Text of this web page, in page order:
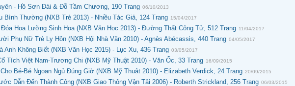
- Hồ Sơn Đài & Đỗ Tầm Chương, 190 Trang 06/10/2013
Bình Thường (NXB Trẻ 2013) - Nhiều Tác Giả, 124 Trang 15/04/2017
Đóa Hoa Lưỡng Sinh Hoa (NXB Văn Học 2013) - Đường Thất Công Tử, 512 Trang 11/04/2017
Phụ Nữ Trẻ Ly Hôn (NXB Hội Nhà Văn 2010) - Agnès Abécassis, 440 Trang 04/05/2017
Anh Không Biết (NXB Văn Học 2015) - Lục Xu, 436 Trang 03/05/2017
Tích Việt Nam-Trương Chi (NXB Mỹ Thuật 2010) - Văn Ốc, 33 Trang 16/09/2015
Bé-Bé Ngoan Ngủ Đúng Giờ (NXB Mỹ Thuật 2010) - Elizabeth Verdick, 24 Trang 20/09/2015
Dẫn Đến Thành Công (NXB Giao Thông Vận Tải 2006) - Roberth Strickland, 256 Trang 06/03/2015